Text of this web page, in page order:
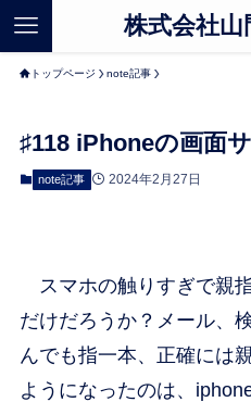
株式会社山
トップページ note記事
♯118 iPhoneの画面
note記事 2024年2月27日
スマホの触りすぎで親
だけだろうか？メール、
んでも指一本、正確には
ようになったのは、